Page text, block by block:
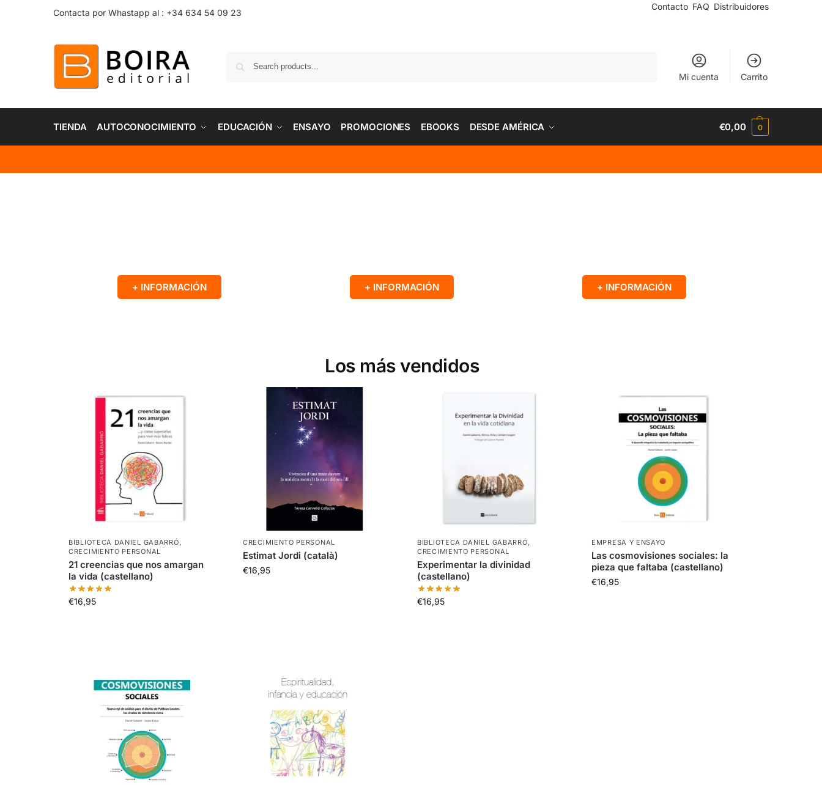
Contacta por Whastapp al : +34 634 54 09 23
Contacto FAQ Distribuidores
Mi cuenta Carrito
TIENDA AUTOCONOCIMIENTO EDUCACIÓN ENSAYO PROMOCIONES EBOOKS DESDE AMÉRICA €0,00 0
+ INFORMACIÓN + INFORMACIÓN + INFORMACIÓN
Los más vendidos
BIBLIOTECA DANIEL GABARRÓ,
CRECIMIENTO PERSONAL
21 creencias que nos amargan
la vida (castellano)
€16,95
CRECIMIENTO PERSONAL
Estimat Jordi (català)
€16,95
BIBLIOTECA DANIEL GABARRÓ,
CRECIMIENTO PERSONAL
Experimentar la divinidad
(castellano)
€16,95
EMPRESA Y ENSAYO
Las cosmovisiones sociales: la
pieza que faltaba (castellano)
€16,95